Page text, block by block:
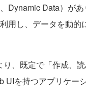
Dynamic Data）が
用し、データを動
、既定で「作成、
を持つアプリケー